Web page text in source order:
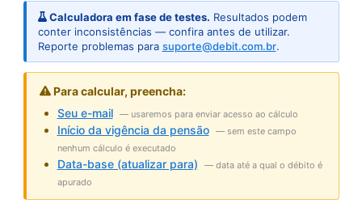
Calculadora em fase de testes. Resultados podem
conter inconsistências — confira antes de utilizar.
Reporte problemas para suporte@debit.com.br.
Para calcular, preencha:
Seu e-mail
— usaremos para enviar acesso ao cálculo
Início da vigência da pensão
— sem este campo
nenhum cálculo é executado
Data-base (atualizar para)
— data até a qual o débito é
apurado